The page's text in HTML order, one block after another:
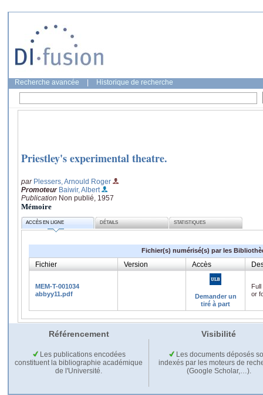
Recherche avancée Historique de recherche
Priestley's experimental theatre.
par Plessers, Arnould Roger
Promoteur Baiwir, Albert
Publication Non publié, 1957
Mémoire
ACCÈS EN LIGNE DÉTAILS STATISTIQUES
Fichier(s) numérisé(s) par les
Fichier Version Accès
MEM-T-001034
abbyy11.pdf
Demander un
tiré à part
or
Référencement Visibilité
Les publications encodées
constituent la bibliographie académique
de l'Université.
Les documents déposés
indexés par les moteurs de
(Google Scholar,…).